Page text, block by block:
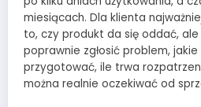
miesiącach. Dla klienta
to, czy produkt da się oddać,
poprawnie zgłosić problem,
przygotować, ile trwa
można realnie oczekiwać od